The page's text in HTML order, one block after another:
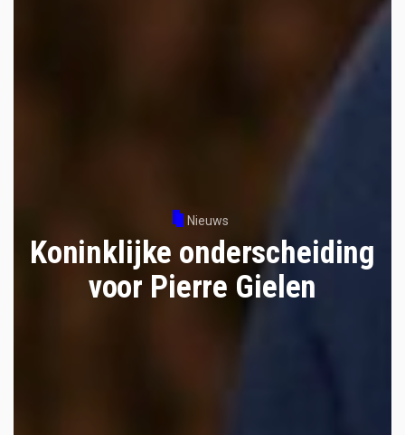
Nieuws
Koninklijke onderscheiding
voor Pierre Gielen